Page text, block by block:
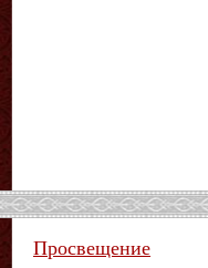
Просвещение